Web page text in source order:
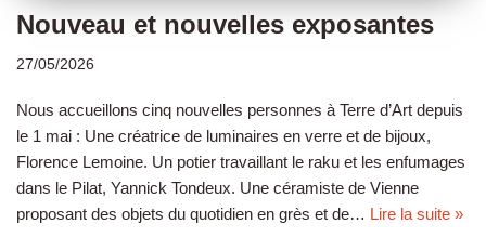
Nouveau et nouvelles exposantes
27/05/2026
Nous accueillons cinq nouvelles personnes à Terre d’Art depuis
le 1 mai : Une créatrice de luminaires en verre et de bijoux,
Florence Lemoine. Un potier travaillant le raku et les enfumages
dans le Pilat, Yannick Tondeux. Une céramiste de Vienne
proposant des objets du quotidien en grès et de… Lire la suite »